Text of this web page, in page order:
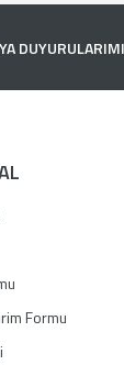
resmi kalitesiz,
benzer farklı
Formu